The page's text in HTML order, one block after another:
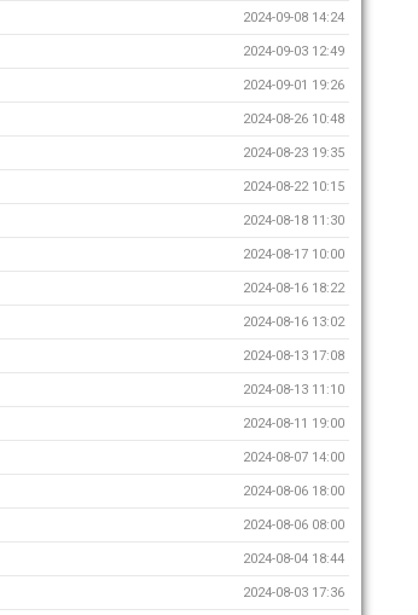
2024-09-08 14:24
2024-09-03 12:49
2024-09-01 19:26
2024-08-26 10:48
2024-08-23 19:35
2024-08-22 10:15
2024-08-18 11:30
2024-08-17 10:00
2024-08-16 18:22
2024-08-16 13:02
2024-08-13 17:08
2024-08-13 11:10
2024-08-11 19:00
2024-08-07 14:00
2024-08-06 18:00
2024-08-06 08:00
2024-08-04 18:44
2024-08-03 17:36